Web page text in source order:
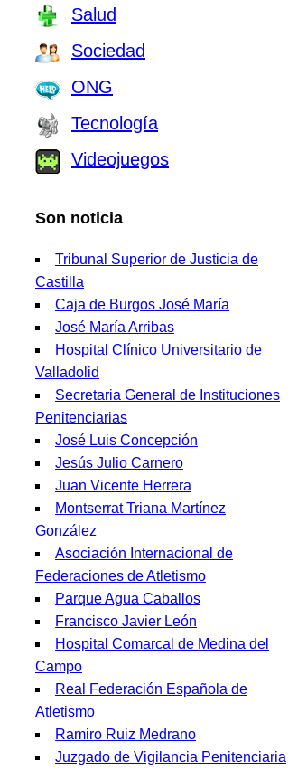
Salud
Sociedad
ONG
Tecnología
Videojuegos
Son noticia
Tribunal Superior de Justicia de
Castilla
Caja de Burgos José María
José María Arribas
Hospital Clínico Universitario de
Valladolid
Secretaria General de Instituciones
Penitenciarias
José Luis Concepción
Jesús Julio Carnero
Juan Vicente Herrera
Montserrat Triana Martínez
González
Asociación Internacional de
Federaciones de Atletismo
Parque Agua Caballos
Francisco Javier León
Hospital Comarcal de Medina del
Campo
Real Federación Española de
Atletismo
Ramiro Ruiz Medrano
Juzgado de Vigilancia Penitenciaria